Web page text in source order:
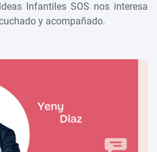
Infantiles SOS nos interesa
y acompañado.